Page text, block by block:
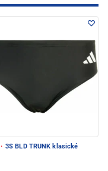
· 3S BLD TRUNK klasické